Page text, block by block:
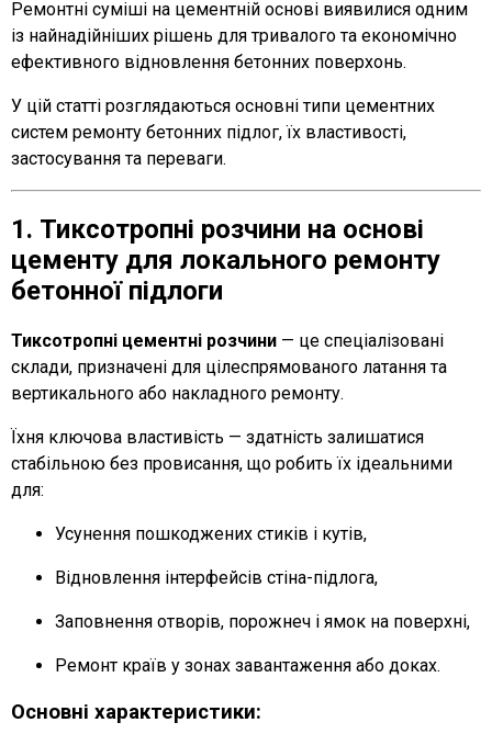
Ремонтні суміші на цементній основі виявилися одним
із найнадійніших рішень для тривалого та економічно
ефективного відновлення бетонних поверхонь.
У цій статті розглядаються основні типи цементних
систем ремонту бетонних підлог, їх властивості,
застосування та переваги.
1. Тиксотропні розчини на основі
цементу для локального ремонту
бетонної підлоги
Тиксотропні цементні розчини — це спеціалізовані
склади, призначені для цілеспрямованого латання та
вертикального або накладного ремонту.
Їхня ключова властивість — здатність залишатися
стабільною без провисання, що робить їх ідеальними
для:
Усунення пошкоджених стиків і кутів,
Відновлення інтерфейсів стіна-підлога,
Заповнення отворів, порожнеч і ямок на поверхні,
Ремонт країв у зонах завантаження або доках.
Основні характеристики: